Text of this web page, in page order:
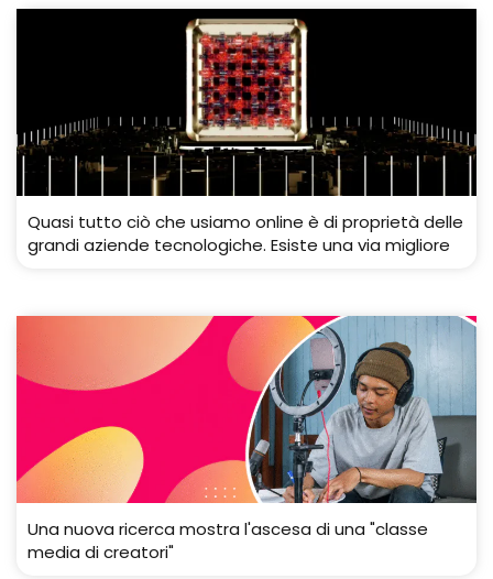
Quasi tutto ciò che usiamo online è di proprietà delle
grandi aziende tecnologiche. Esiste una via migliore
Una nuova ricerca mostra l'ascesa di una "classe
media di creatori"